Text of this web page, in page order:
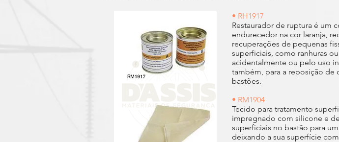
• RH1917
Restaurador de ruptura é um
endurecedor na cor laranja,
recuperações de pequenas
superficiais, como ranhuras
acidentalmente ou pelo uso
também, para a reposição de
bastões.
• RM1904
Tecido para tratamento
impregnado com silicone e
superficiais no bastão para
deixando a sua superfície